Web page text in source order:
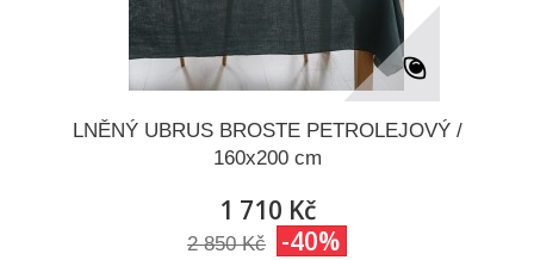
LNĚNÝ UBRUS BROSTE PETROLEJOVÝ /
160x200 cm
1 710 Kč
2 850 Kč -40%